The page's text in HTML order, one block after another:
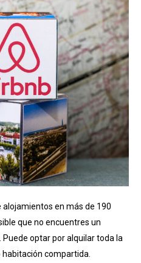
en más de 190
que no encuentres un
. Puede optar por alquilar toda la
compartida.